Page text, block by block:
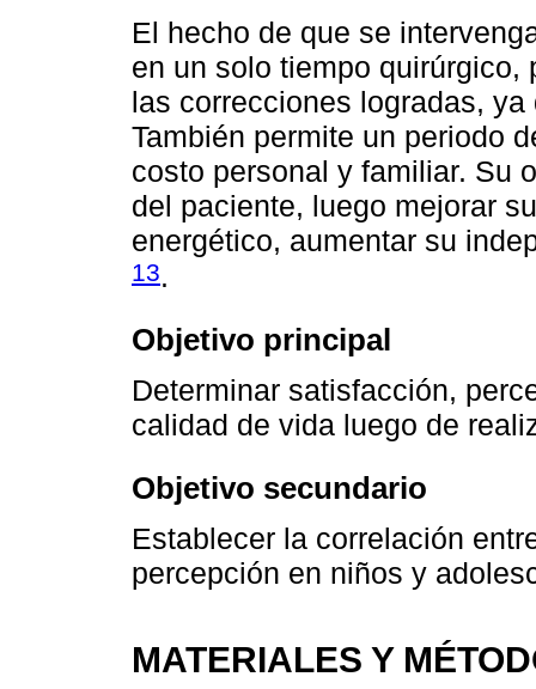
El hecho de que se
en un solo tiempo quirúrgico,
las correcciones logradas,
También permite un periodo
costo personal y familiar. Su
del paciente, luego mejorar
energético, aumentar su
13.
Objetivo principal
Determinar satisfacción,
calidad de vida luego de
Objetivo secundario
Establecer la correlación
percepción en niños y
MATERIALES Y